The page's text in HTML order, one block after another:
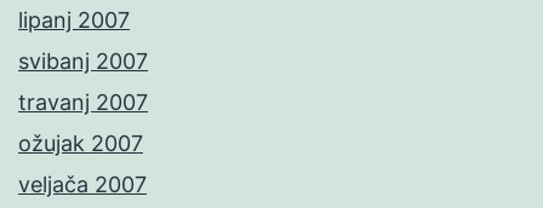
lipanj 2007
svibanj 2007
travanj 2007
ožujak 2007
veljača 2007